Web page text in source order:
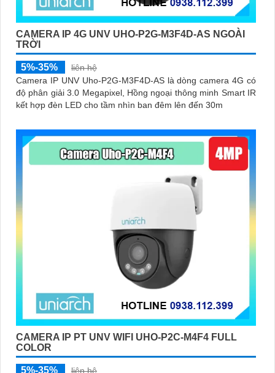
CAMERA IP 4G UNV UHO-P2G-M3F4D-AS NGOÀI
TRỜI
5%-35%
liên hệ
Camera IP UNV Uho-P2G-M3F4D-AS là dòng camera 4G có
độ phân giải 3.0 Megapixel, Hồng ngoại thông minh Smart IR
kết hợp đèn LED cho tầm nhìn ban đêm lên đến 30m
CAMERA IP PT UNV WIFI UHO-P2C-M4F4 FULL
COLOR
5%-35% liên hệ